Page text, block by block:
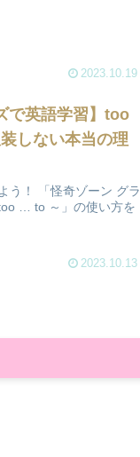
2023.10.19
で英語学習】too
しない本当の理
う！ 「怪奇ゾーン グラ
… to ～」の使い方を
2023.10.13